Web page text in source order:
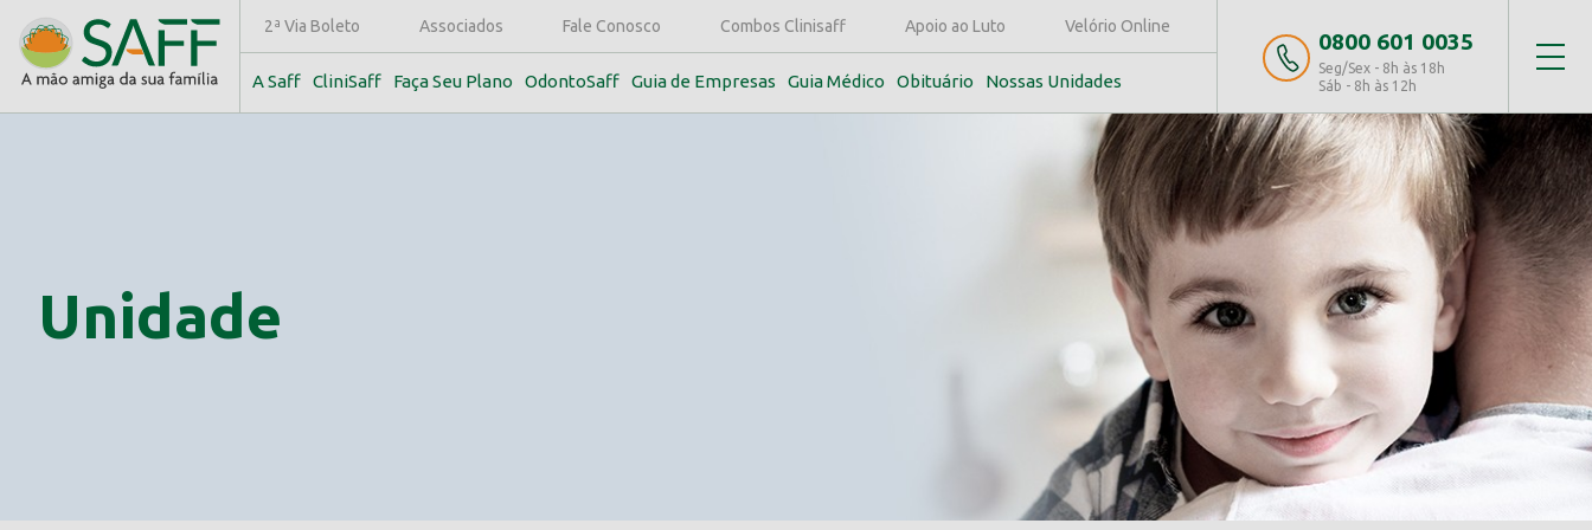
2ª Via Boleto Associados Fale Conosco Combos Clinisaff Apoio ao Luto Velório Online
A Saff CliniSaff Faça Seu Plano OdontoSaff Guia de Empresas Guia Médico Obituário Nossas Unidades
0800 601 0035
Seg/Sex - 8h às 18h
Sáb - 8h às 12h
Unidade